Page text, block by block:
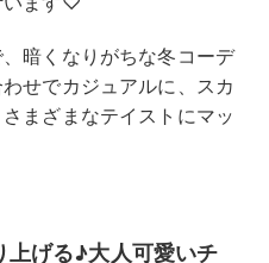
暗くなりがちな冬コーデ
せでカジュアルに、スカ
まざまなテイストにマッ
上げる♪大人可愛いチ